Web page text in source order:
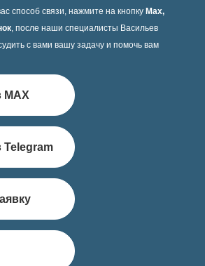
способ связи, нажмите на кнопку Max,
, после наши специалисты Васильев
с вами вашу задачу и помочь вам
MAX
Telegram